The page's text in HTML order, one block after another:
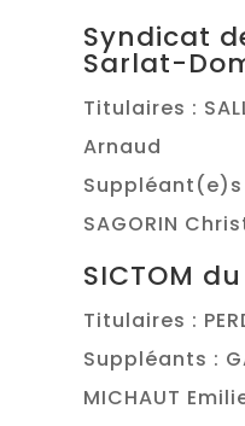
Syndicat
Sarlat-
Titulaires :
Arnaud
Suppléant(e)s
SAGORIN
SICTOM
Titulaires :
Suppléants :
MICHAUT